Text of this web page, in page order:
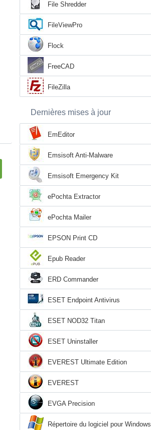
File Shredder
FileViewPro
Flock
FreeCAD
FileZilla
Dernières mises à jour
EmEditor
Emsisoft Anti-Malware
Emsisoft Emergency Kit
ePochta Extractor
ePochta Mailer
EPSON Print CD
Epub Reader
ERD Commander
ESET Endpoint Antivirus
ESET NOD32 Titan
ESET Uninstaller
EVEREST Ultimate Edition
EVEREST
EVGA Precision
Répertoire du logiciel pour Windows